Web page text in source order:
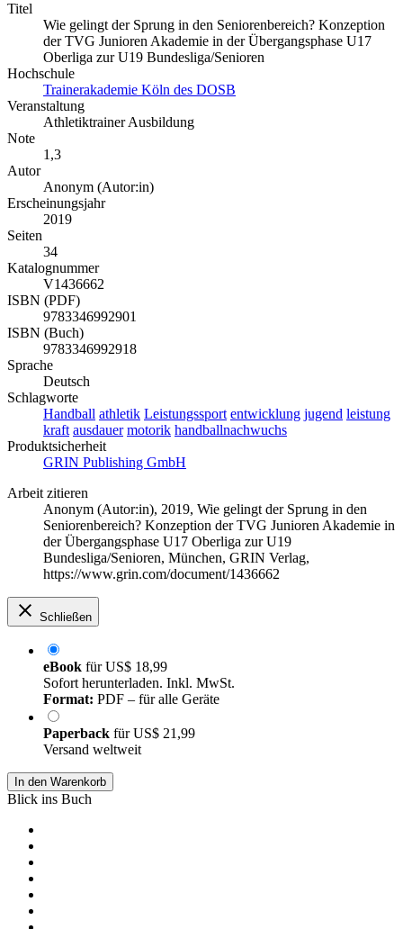
Titel
Wie gelingt der Sprung in den Seniorenbereich? Konzeption
der TVG Junioren Akademie in der Übergangsphase U17
Oberliga zur U19 Bundesliga/Senioren
Hochschule
Trainerakademie Köln des DOSB
Veranstaltung
Athletiktrainer Ausbildung
Note
1,3
Autor
Anonym (Autor:in)
Erscheinungsjahr
2019
Seiten
34
Katalognummer
V1436662
ISBN (PDF)
9783346992901
ISBN (Buch)
9783346992918
Sprache
Deutsch
Schlagworte
Handball athletik Leistungssport entwicklung jugend leistung
kraft ausdauer motorik handballnachwuchs
Produktsicherheit
GRIN Publishing GmbH
Arbeit zitieren
Anonym (Autor:in), 2019, Wie gelingt der Sprung in den
Seniorenbereich? Konzeption der TVG Junioren Akademie in
der Übergangsphase U17 Oberliga zur U19
Bundesliga/Senioren, München, GRIN Verlag,
https://www.grin.com/document/1436662
Schließen
eBook fürUS$ 18,99
Sofort herunterladen. Inkl. MwSt.
Format: PDF – für alle Geräte
Paperback fürUS$ 21,99
Versand weltweit
In den Warenkorb
Blick ins Buch